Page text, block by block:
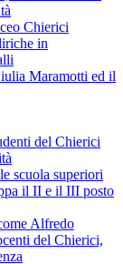
Chierici
in
Maramotti ed il
del Chierici
scuola superiori
il II e il III posto
Alfredo
del Chierici,